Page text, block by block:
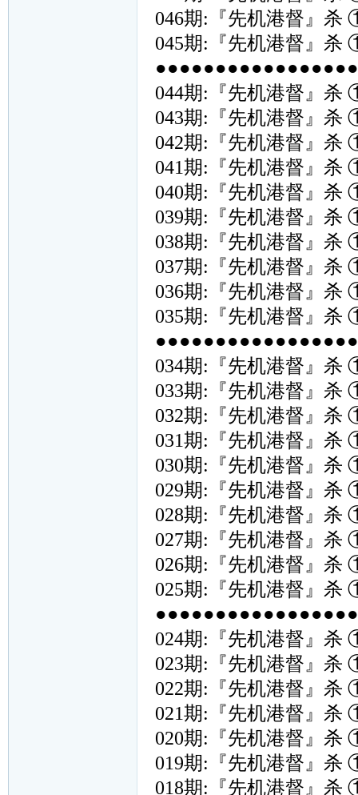
046期:『先机港督』杀
045期:『先机港督』杀
044期:『先机港督』杀
043期:『先机港督』杀
042期:『先机港督』杀
041期:『先机港督』杀
040期:『先机港督』杀
039期:『先机港督』杀
038期:『先机港督』杀
037期:『先机港督』杀
036期:『先机港督』杀
035期:『先机港督』杀
034期:『先机港督』杀
033期:『先机港督』杀
032期:『先机港督』杀
031期:『先机港督』杀
030期:『先机港督』杀
029期:『先机港督』杀
028期:『先机港督』杀
027期:『先机港督』杀
026期:『先机港督』杀
025期:『先机港督』杀
024期:『先机港督』杀
023期:『先机港督』杀
022期:『先机港督』杀
021期:『先机港督』杀
020期:『先机港督』杀
019期:『先机港督』杀
018期:『先机港督』杀